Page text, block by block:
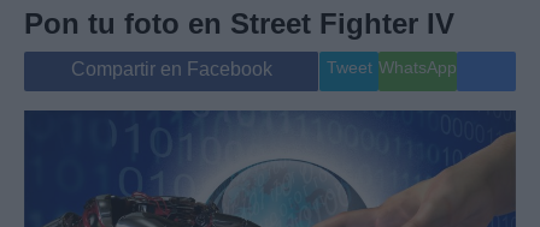
Internacional
Salud y Bienestar
Gente
Pon tu foto en Street Fighter IV
Compartir en Facebook Tweet WhatsApp